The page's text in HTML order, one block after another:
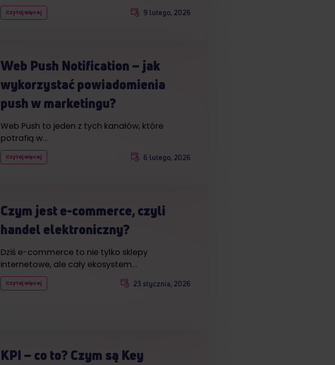
Czytaj więcej 9 lutego, 2026
Web Push Notification – jak
wykorzystać powiadomienia
push w marketingu?
Web Push to jeden z tych kanałów, które
potrafią w…
Czytaj więcej 6 lutego, 2026
Czym jest e-commerce, czyli
handel elektroniczny?
Dziś e-commerce to nie tylko sklepy
internetowe, ale cały ekosystem…
Czytaj więcej 23 stycznia, 2026
KPI – co to? Czym są Key